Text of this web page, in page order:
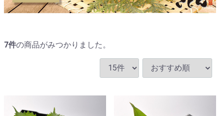
7件の商品がみつかりました。